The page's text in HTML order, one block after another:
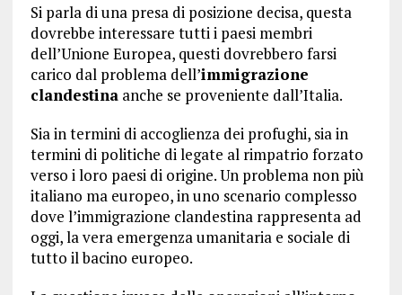
Si parla di una presa di posizione decisa, questa
dovrebbe interessare tutti i paesi membri
dell’Unione Europea, questi dovrebbero farsi
carico dal problema dell’immigrazione
clandestinaanche se proveniente dall’Italia.
Sia in termini di accoglienza dei profughi, sia in
termini di politiche di legate al rimpatrio forzato
verso i loro paesi di origine. Un problema non più
italiano ma europeo, in uno scenario complesso
dove l’immigrazione clandestina rappresenta ad
oggi, la vera emergenza umanitaria e sociale di
tutto il bacino europeo.